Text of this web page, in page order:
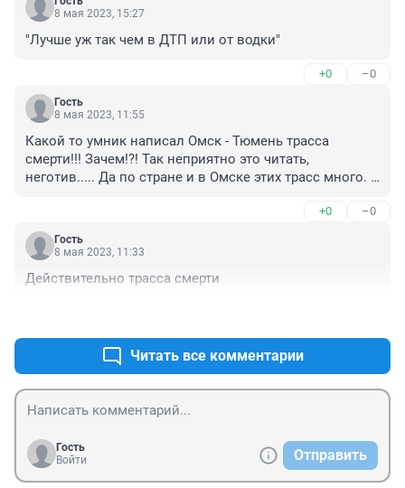
8 мая 2023, 15:27
"Лучше уж так чем в ДТП или от водки"
+0 –0
Гость
8 мая 2023, 11:55
Какой то умник написал Омск - Тюмень трасса
смерти!!! Зачем!?! Так неприятно это читать,
неготив..... Да по стране и в Омске этих трасс много.
+0 –0
Гость
8 мая 2023, 11:33
Действительно трасса смерти
Читать все комментарии
Гость
Войти
Отправить